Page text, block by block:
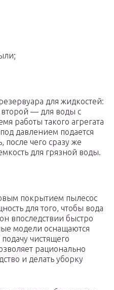
для жидкостей:
— для воды с
работы такого агрегата
давлением подается
после чего сразу же
для грязной воды.
покрытием пылесос
для того, чтобы вода
впоследствии быстро
модели оснащаются
чистящего
рационально
и делать уборку